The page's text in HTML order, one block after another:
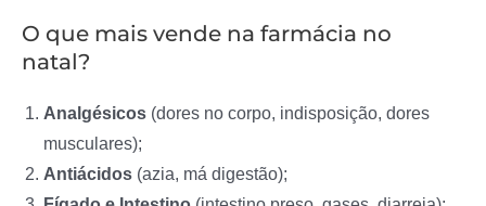
O que mais vende na farmácia no
natal?
Analgésicos (dores no corpo, indisposição, dores
musculares);
Antiácidos (azia, má digestão);